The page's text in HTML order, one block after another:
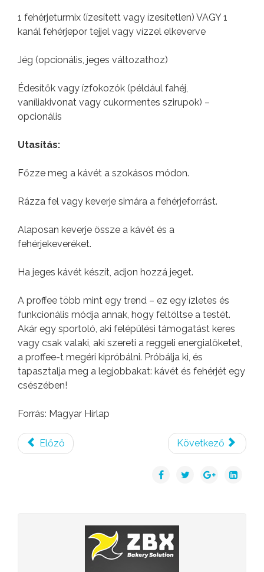
1 fehérjeturmix (ízesített vagy ízesítetlen) VAGY 1
kanál fehérjepor tejjel vagy vízzel elkeverve
Jég (opcionális, jeges változathoz)
Édesítők vagy ízfokozók (például fahéj,
vaníliakivonat vagy cukormentes szirupok) –
opcionális
Utasítás:
Főzze meg a kávét a szokásos módon.
Rázza fel vagy keverje simára a fehérjeforrást.
Alaposan keverje össze a kávét és a
fehérjekeveréket.
Ha jeges kávét készít, adjon hozzá jeget.
A proffee több mint egy trend – ez egy ízletes és
funkcionális módja annak, hogy feltöltse a testét.
Akár egy sportoló, aki felépülési támogatást keres
vagy csak valaki, aki szereti a reggeli energialöketet,
a proffee-t megéri kipróbálni. Próbálja ki, és
tapasztalja meg a legjobbakat: kávét és fehérjét egy
csészében!
Forrás: Magyar Hírlap
Előző Következő